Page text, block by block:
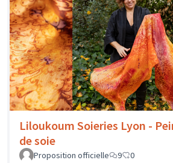
Liloukoum Soieries Lyon -
de soie
Proposition officielle 9 0